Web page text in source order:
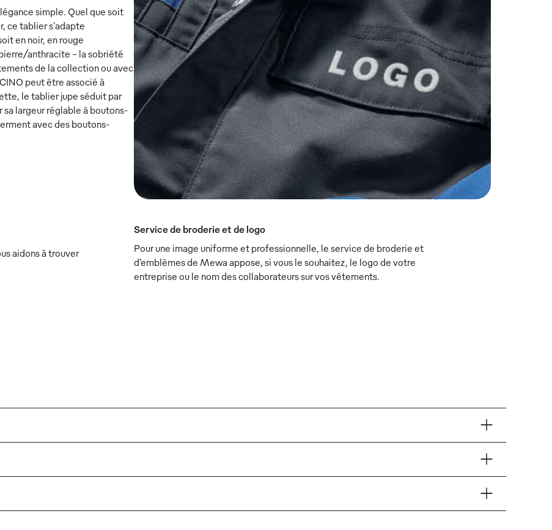
simple. Quel que soit
ce tablier s'adapte
en noir, en rouge
anthracite - la sobriété
de la collection ou avec
peut être associé à
le tablier jupe séduit par
largeur réglable à boutons-
avec des boutons-
aidons à trouver
Service de broderie et de logo
Pour une image uniforme et professionnelle, le service de broderie et
d’emblèmes de Mewa appose, si vous le souhaitez, le logo de votre
entreprise ou le nom des collaborateurs sur vos vêtements.